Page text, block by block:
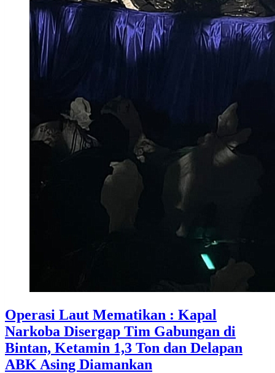
Operasi Laut Mematikan : Kapal
Narkoba Disergap Tim Gabungan di
Bintan, Ketamin 1,3 Ton dan Delapan
ABK Asing Diamankan